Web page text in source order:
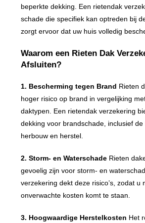
beperkte dekking. Een rietendak
schade die specifiek kan optreden bij
zorgt ervoor dat uw huis volledig
Waarom een Rieten Dak
Afsluiten?
1. Bescherming tegen Brand Rieten
hoger risico op brand in vergelijking
daktypen. Een rietendak verzekering
dekking voor brandschade, inclusief
herbouw en herstel.
2. Storm- en Waterschade Rieten
gevoelig zijn voor storm- en
verzekering dekt deze risico’s, zodat u
onverwachte kosten komt te staan.
3. Hoogwaardige Herstelkosten Het